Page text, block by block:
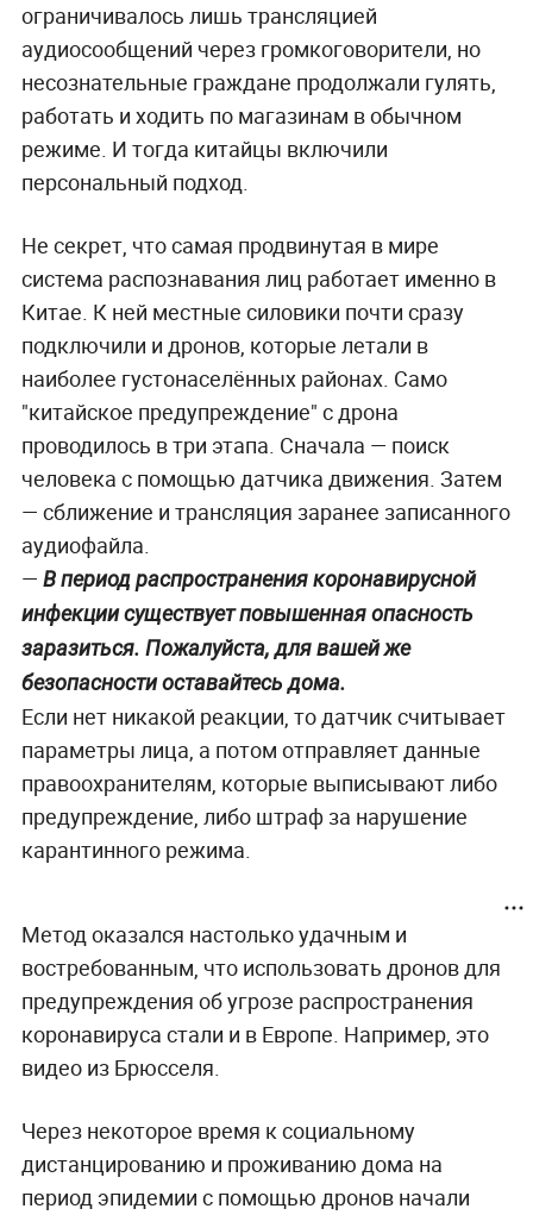
ограничивалось лишь трансляцией
аудиосообщений через громкоговорители, но
несознательные граждане продолжали гулять,
работать и ходить по магазинам в обычном
режиме. И тогда китайцы включили
персональный подход.
Не секрет, что самая продвинутая в мире
система распознавания лиц работает именно в
Китае. К ней местные силовики почти сразу
подключили и дронов, которые летали в
наиболее густонаселённых районах. Само
"китайское предупреждение" с дрона
проводилось в три этапа. Сначала — поиск
человека с помощью датчика движения. Затем
— сближение и трансляция заранее записанного
аудиофайла.
— В период распространения коронавирусной
инфекции существует повышенная опасность
заразиться. Пожалуйста, для вашей же
безопасности оставайтесь дома.
Если нет никакой реакции, то датчик считывает
параметры лица, а потом отправляет данные
правоохранителям, которые выписывают либо
предупреждение, либо штраф за нарушение
карантинного режима.
Метод оказался настолько удачным и
востребованным, что использовать дронов для
предупреждения об угрозе распространения
коронавируса стали и в Европе. Например, это
видео из Брюсселя.
Через некоторое время к социальному
дистанцированию и проживанию дома на
период эпидемии с помощью дронов начали